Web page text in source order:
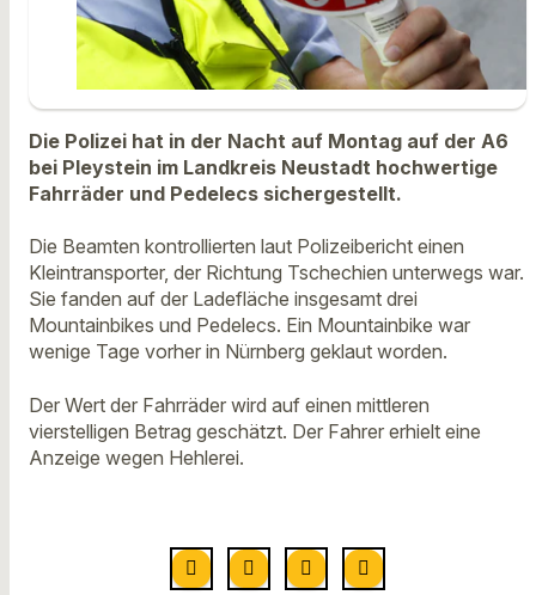
Die Polizei hat in der Nacht auf Montag auf der A6
bei Pleystein im Landkreis Neustadt hochwertige
Fahrräder und Pedelecs sichergestellt.
Die Beamten kontrollierten laut Polizeibericht einen
Kleintransporter, der Richtung Tschechien unterwegs war.
Sie fanden auf der Ladefläche insgesamt drei
Mountainbikes und Pedelecs. Ein Mountainbike war
wenige Tage vorher in Nürnberg geklaut worden.
Der Wert der Fahrräder wird auf einen mittleren
vierstelligen Betrag geschätzt. Der Fahrer erhielt eine
Anzeige wegen Hehlerei.